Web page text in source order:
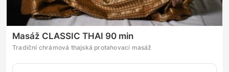
Masáž CLASSIC THAI 90 min
Tradiční chrámová thajská protahovací masáž